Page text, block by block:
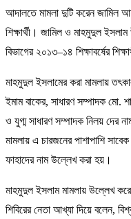
আদালতে মামলা দুটি করেন জামিল
শিক্ষার্থী। জামিল ও মাহমুদুল
বিভাগের ২০১৩–১৪ শিক্ষাবর্ষের
মাহমুদুল ইসলামের করা মামলায়
ইমাম বাকের, সাধারণ সম্পাদক মো.
ও যুগ্ম সাধারণ সম্পাদক নিলয় দের
মামলায় এ চারজনের পাশাপাশি
ফাহাদের নাম উল্লেখ করা হয়।
মাহমুদুল ইসলাম মামলায় উল্লেখ
শিবিরের নেতা আখ্যা দিয়ে বলেন,